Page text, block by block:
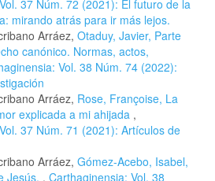
37 Núm. 72 (2021): El futuro de la
mirando atrás para ir más lejos.
Arráez, Otaduy, Javier, Parte
canónico. Normas, actos,
Vol. 38 Núm. 74 (2022):
Arráez, Rose, Françoise, La
explicada a mi ahijada ,
37 Núm. 71 (2021): Artículos de
Arráez, Gómez-Acebo, Isabel,
Jesús. , Carthaginensia: Vol. 38